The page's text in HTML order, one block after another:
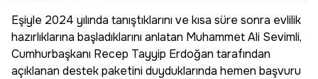
Eşiyle 2024 yılında tanıştıklarını ve kısa süre sonra evlilik
hazırlıklarına başladıklarını anlatan Muhammet Ali Sevimli,
Cumhurbaşkanı Recep Tayyip Erdoğan tarafından
açıklanan destek paketini duyduklarında hemen başvuru